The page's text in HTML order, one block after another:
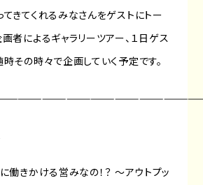
てきてくれるみなさんをゲストにトー
者によるギャラリーツアー、１日ゲス
時その時々で企画していく予定です。
働きかける営みなの！？ 〜アウトプッ